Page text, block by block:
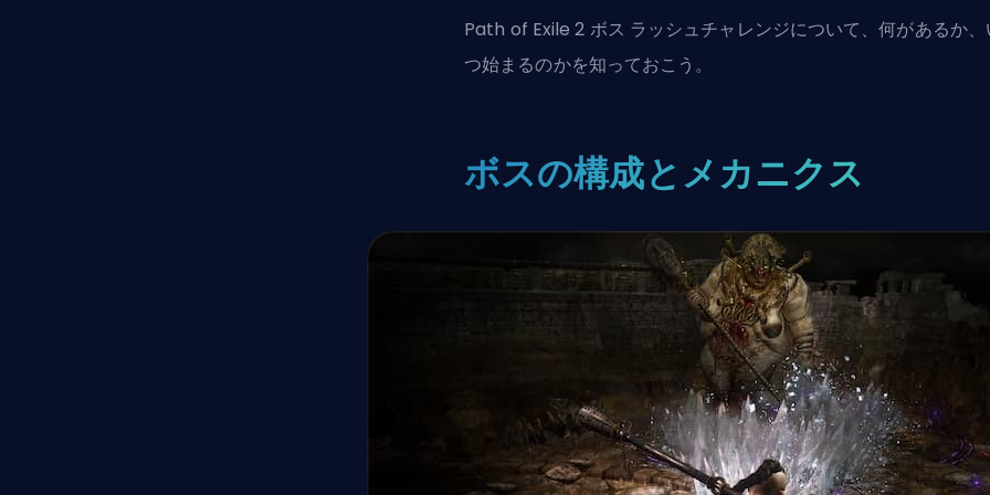
Path of Exile 2 ボス ラッシュチャレンジについて、何があるか、
つ始まるのかを知っておこう。
ボスの構成とメカニクス